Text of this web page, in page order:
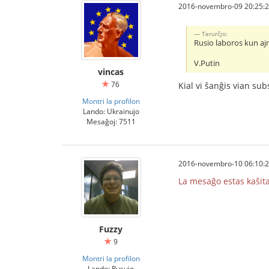
vincas
76
Montri la profilon
Lando: Ukrainujo
Mesaĝoj: 7511
2016-novembro-09
Тerurĉjo:
Rusio laboros kun
V.Putin
Kial vi ŝanĝis vian
Fuzzy
9
Montri la profilon
2016-novembro-10
La mesaĝo estas